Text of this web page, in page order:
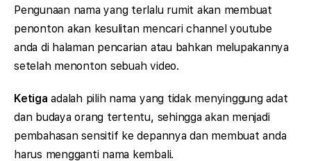
Pengunaan nama yang terlalu rumit akan membuat
penonton akan kesulitan mencari channel youtube
anda di halaman pencarian atau bahkan melupakannya
setelah menonton sebuah video.
Ketiga adalah pilih nama yang tidak menyinggung adat
dan budaya orang tertentu, sehingga akan menjadi
pembahasan sensitif ke depannya dan membuat anda
harus mengganti nama kembali.